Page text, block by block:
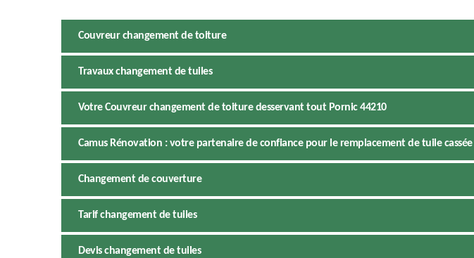
Couvreur changement de toiture
Travaux changement de tuiles
Votre Couvreur changement de toiture desservant tout Pornic 44210
Camus Rénovation : votre partenaire de confiance pour le remplacement de tuile
Changement de couverture
Tarif changement de tuiles
Devis changement de tuiles